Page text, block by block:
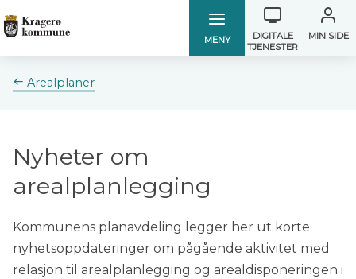
Kragerø
kommune
Kragerø
kommune
DIGITALE
TJENESTER
MIN SIDE
MENY
Du
er
Arealplaner
Nyheter om
arealplanlegging
Kommunens planavdeling legger her ut korte
nyhetsoppdateringer om pågående aktivitet med
relasjon til arealplanlegging og arealdisponeringen i